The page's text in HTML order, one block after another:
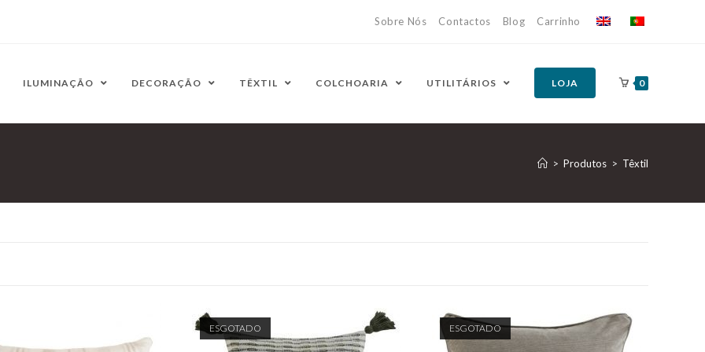
Sobre Nós Contactos Blog Carrinho
ILUMINAÇÃO DECORAÇÃO TÊXTIL COLCHOARIA UTILITÁRIOS LOJA 0
> Produtos > Têxtil
ESGOTADO ESGOTADO